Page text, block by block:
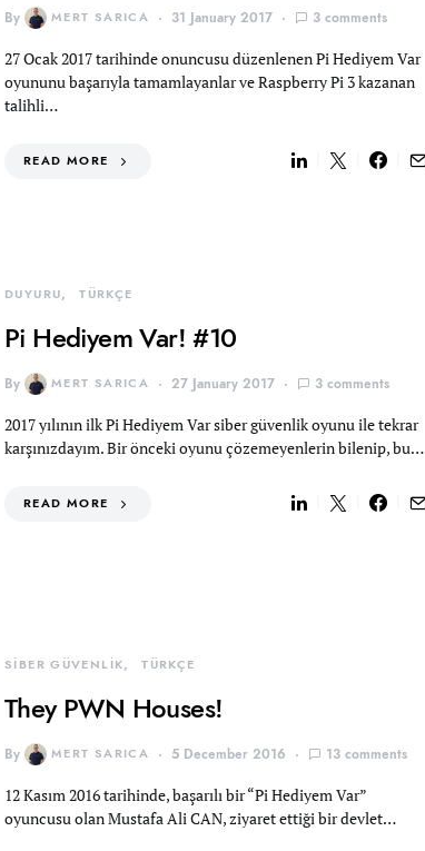
By MERT SARICA 31 January 2017 3 comments
27 Ocak 2017 tarihinde onuncusu düzenlenen Pi Hediyem Var
oyununu başarıyla tamamlayanlar ve Raspberry Pi 3 kazanan
talihli…
READ MORE
DUYURU TÜRKÇE
Pi Hediyem Var! #10
By MERT SARICA 27 January 2017 3 comments
2017 yılının ilk Pi Hediyem Var siber güvenlik oyunu ile tekrar
karşınızdayım. Bir önceki oyunu çözemeyenlerin bilenip, bu…
READ MORE
SİBER GÜVENLİK TÜRKÇE
They PWN Houses!
By MERT SARICA 5 December 2016 13 comments
12 Kasım 2016 tarihinde, başarılı bir “Pi Hediyem Var”
oyuncusu olan Mustafa Ali CAN, ziyaret ettiği bir devlet…